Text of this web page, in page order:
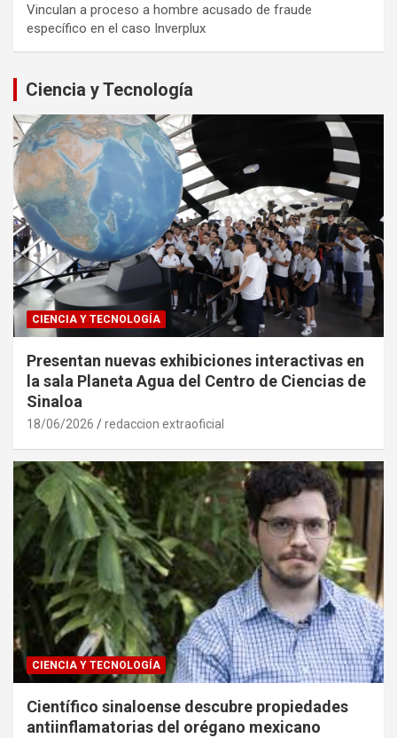
Vinculan a proceso a hombre acusado de fraude
específico en el caso Inverplux
Ciencia y Tecnología
CIENCIA Y TECNOLOGÍA
Presentan nuevas exhibiciones interactivas en
la sala Planeta Agua del Centro de Ciencias de
Sinaloa
18/06/2026 redaccion extraoficial
CIENCIA Y TECNOLOGÍA
Científico sinaloense descubre propiedades
antiinflamatorias del orégano mexicano